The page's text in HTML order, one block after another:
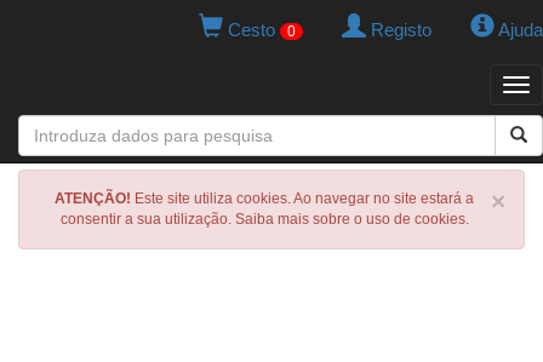
Cesto 0 Registo Ajuda
×
ATENÇÃO! Este site utiliza cookies. Ao navegar no site estará a
consentir a sua utilização. Saiba mais sobre o uso de cookies.